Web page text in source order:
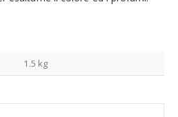
1.5 kg